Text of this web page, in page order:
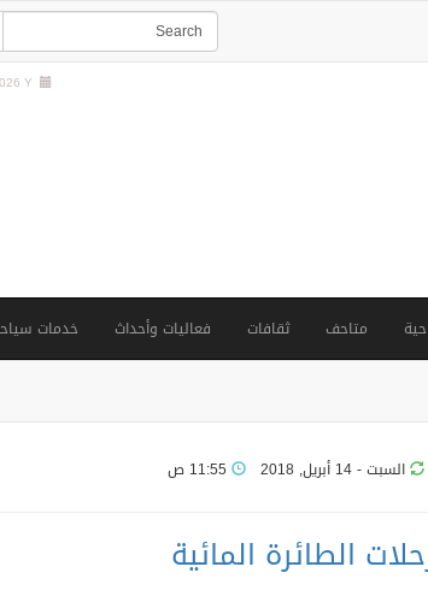
Y |
متاحف ثقافات فعاليات وأحداث خدمات
السبت - 14 أبريل, 2018
الطائرة المائية